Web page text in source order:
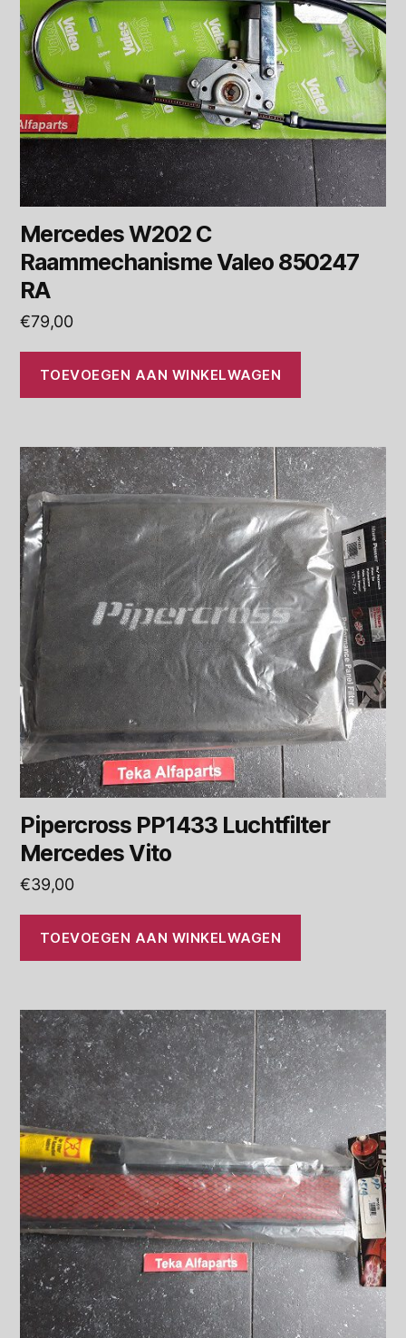
Mercedes W202 C
Raammechanisme Valeo 850247
RA
€79,00
TOEVOEGEN AAN WINKELWAGEN
Pipercross PP1433 Luchtfilter
Mercedes Vito
€39,00
TOEVOEGEN AAN WINKELWAGEN